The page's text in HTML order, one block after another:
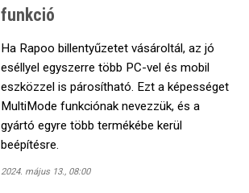
funkció
Ha Rapoo billentyűzetet vásároltál, az jó
eséllyel egyszerre több PC-vel és mobil
eszközzel is párosítható. Ezt a képességet
MultiMode funkciónak nevezzük, és a
gyártó egyre több termékébe kerül
beépítésre.
2024. május 13., 08:00